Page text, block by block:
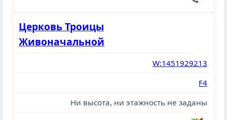
Церковь Троицы
Живоначальной
W:1451929213
F4
Ни высота, ни этажность не заданы